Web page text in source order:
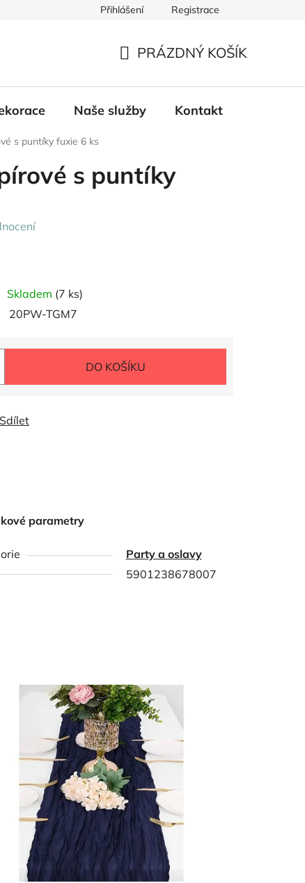
Přihlášení Registrace
KOŠÍK
PRÁZDNÝ KOŠÍK
Naše služby Kontakt
s puntíky fuxie 6 ks
s puntíky
Skladem (7 ks)
20PW-TGM7
DO KOŠÍKU
Sdílet
parametry
Party a oslavy
5901238678007